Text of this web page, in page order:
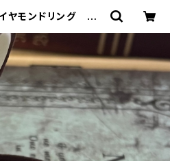
ヤモンドリング RG